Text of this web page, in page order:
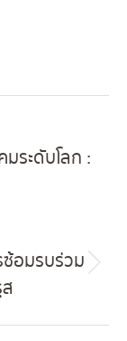
ระดับโลก :
อมรบร่วม